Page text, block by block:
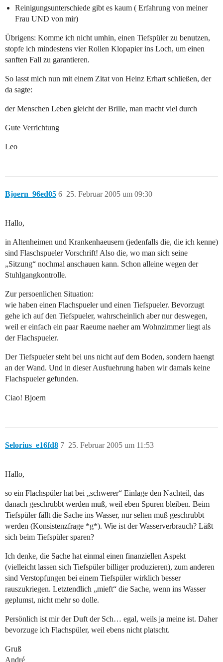
Reinigungsunterschiede gibt es kaum ( Erfahrung von meiner
Frau UND von mir)
Übrigens: Komme ich nicht umhin, einen Tiefspüler zu benutzen,
stopfe ich mindestens vier Rollen Klopapier ins Loch, um einen
sanften Fall zu garantieren.
So lasst mich nun mit einem Zitat von Heinz Erhart schließen, der
da sagte:
der Menschen Leben gleicht der Brille, man macht viel durch
Gute Verrichtung
Leo
Bjoern_96ed05 25. Februar 2005 um 09:30
6
Hallo,
in Altenheimen und Krankenhaeusern (jedenfalls die, die ich kenne)
sind Flaschspueler Vorschrift! Also die, wo man sich seine
„Sitzung“ nochmal anschauen kann. Schon alleine wegen der
Stuhlgangkontrolle.
Zur persoenlichen Situation:
wie haben einen Flachspueler und einen Tiefspueler. Bevorzugt
gehe ich auf den Tiefspueler, wahrscheinlich aber nur deswegen,
weil er einfach ein paar Raeume naeher am Wohnzimmer liegt als
der Flachspueler.
Der Tiefspueler steht bei uns nicht auf dem Boden, sondern haengt
an der Wand. Und in dieser Ausfuehrung haben wir damals keine
Flachspueler gefunden.
Ciao! Bjoern
Selorius_e16fd8 25. Februar 2005 um 11:53
7
Hallo,
so ein Flachspüler hat bei „schwerer“ Einlage den Nachteil, das
danach geschrubbt werden muß, weil eben Spuren bleiben. Beim
Tiefspüler fällt die Sache ins Wasser, nur selten muß geschrubbt
werden (Konsistenzfrage *g*). Wie ist der Wasserverbrauch? Läßt
sich beim Tiefspüler sparen?
Ich denke, die Sache hat einmal einen finanziellen Aspekt
(vielleicht lassen sich Tiefspüler billiger produzieren), zum anderen
sind Verstopfungen bei einem Tiefspüler wirklich besser
rauszukriegen. Letztendlich „mieft“ die Sache, wenn ins Wasser
geplumst, nicht mehr so dolle.
Persönlich ist mir der Duft der Sch… egal, weils ja meine ist. Daher
bevorzuge ich Flachspüler, weil ebens nicht platscht.
Gruß
André